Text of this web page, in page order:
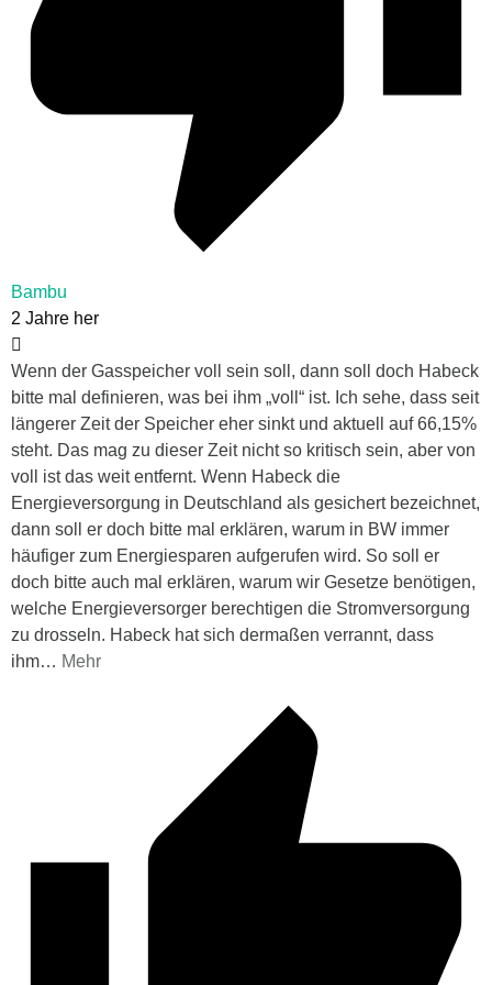
Bambu
2 Jahre her
Wenn der Gasspeicher voll sein soll, dann soll doch Habeck
bitte mal definieren, was bei ihm „voll“ ist. Ich sehe, dass seit
längerer Zeit der Speicher eher sinkt und aktuell auf 66,15%
steht. Das mag zu dieser Zeit nicht so kritisch sein, aber von
voll ist das weit entfernt. Wenn Habeck die
Energieversorgung in Deutschland als gesichert bezeichnet,
dann soll er doch bitte mal erklären, warum in BW immer
häufiger zum Energiesparen aufgerufen wird. So soll er
doch bitte auch mal erklären, warum wir Gesetze benötigen,
welche Energieversorger berechtigen die Stromversorgung
zu drosseln. Habeck hat sich dermaßen verrannt, dass
ihm… Mehr